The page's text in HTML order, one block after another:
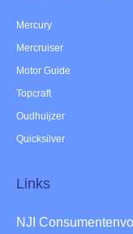
Mercury
Mercruiser
Motor Guide
Topcraft
Oudhuijzer
Quicksilver
Links
NJI